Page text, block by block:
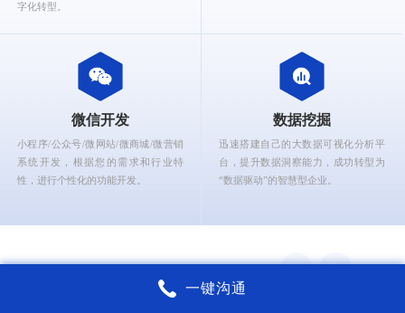
字化转型。
微信开发
小程序/公众号/微网站/微商城/微营销
系统开发，根据您的需求和行业特
性，进行个性化的功能开发。
数据挖掘
迅速搭建自己的大数据可视化分析平
台，提升数据洞察能力，成功转型为
“数据驱动”的智慧型企业。
锐智互动核心能力
一键沟通